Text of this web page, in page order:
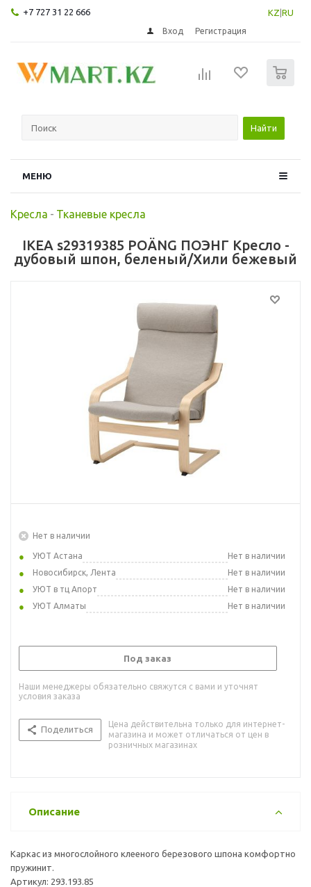
+7 727 31 22 666 KZ RU
Вход Регистрация
Найти
МЕНЮ
Кресла - Тканевые кресла
IKEA s29319385 POÄNG ПОЭНГ Кресло -
дубовый шпон, беленый/Хили бежевый
Нет в наличии
УЮТ Астана
Нет в наличии
Новосибирск, Лента
Нет в наличии
УЮТ в тц Апорт
Нет в наличии
УЮТ Алматы
Нет в наличии
Под заказ
Наши менеджеры обязательно свяжутся с вами и уточнят
условия заказа
Поделиться
Цена действительна только для интернет-
магазина и может отличаться от цен в
розничных магазинах
Описание
Каркас из многослойного клееного березового шпона комфортно
пружинит.
Артикул: 293.193.85